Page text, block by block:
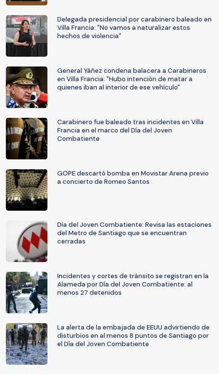
Delegada presidencial por carabinero baleado en
Villa Francia: "No vamos a naturalizar estos
hechos de violencia"
General Yáñez condena balacera a Carabineros
en Villa Francia: "Hubo intención de matar a
quienes iban al interior de ese vehículo"
Carabinero fue baleado tras incidentes en Villa
Francia en el marco del Día del Joven
Combatiente
GOPE descartó bomba en Movistar Arena previo
a concierto de Romeo Santos
Día del Joven Combatiente: Revisa las estaciones
del Metro de Santiago que se encuentran
cerradas
Incidentes y cortes de tránsito se registran en la
Alameda por Día del Joven Combatiente: al
menos 27 detenidos
La alerta de la embajada de EEUU advirtiendo de
disturbios en al menos 8 puntos de Santiago por
el Día del Joven Combatiente